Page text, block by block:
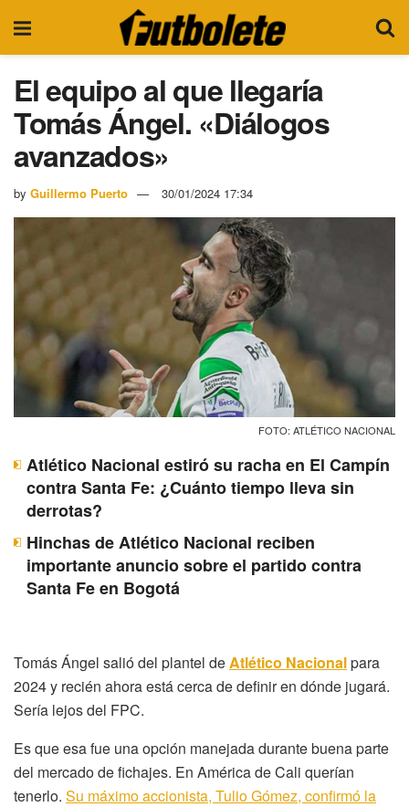
El equipo al que llegaría
Tomás Ángel. «Diálogos
avanzados»
by Guillermo Puerto 30/01/2024 17:34
FOTO: ATLÉTICO NACIONAL
Atlético Nacional estiró su racha en El Campín
contra Santa Fe: ¿Cuánto tiempo lleva sin
derrotas?
Hinchas de Atlético Nacional reciben
importante anuncio sobre el partido contra
Santa Fe en Bogotá
Tomás Ángel salió del plantel de Atlético Nacionalpara
2024 y recién ahora está cerca de definir en dónde jugará.
Sería lejos del FPC.
Es que esa fue una opción manejada durante buena parte
del mercado de fichajes. En América de Cali querían
tenerlo. Su máximo accionista, Tulio Gómez, confirmó la